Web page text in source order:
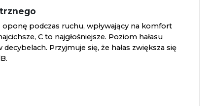
oponę podczas ruchu, wpływający na komfort
C to najgłośniejsze. Poziom hałasu
Przyjmuje się, że hałas zwiększa się